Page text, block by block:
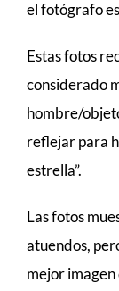
el fotógrafo
Estas fotos
considerado
hombre/
reflejar para
estrella”.
Las fotos
atuendos,
mejor